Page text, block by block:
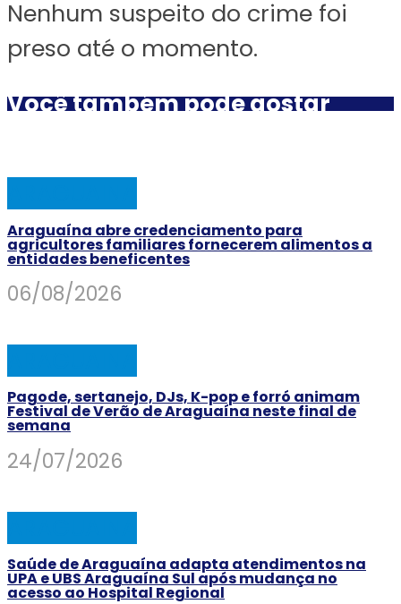
Nenhum suspeito do crime foi
preso até o momento.
Você também pode gostar
Araguaína abre credenciamento para
agricultores familiares fornecerem alimentos a
entidades beneficentes
06/08/2026
Pagode, sertanejo, DJs, K-pop e forró animam
Festival de Verão de Araguaína neste final de
semana
24/07/2026
Saúde de Araguaína adapta atendimentos na
UPA e UBS Araguaína Sul após mudança no
acesso ao Hospital Regional